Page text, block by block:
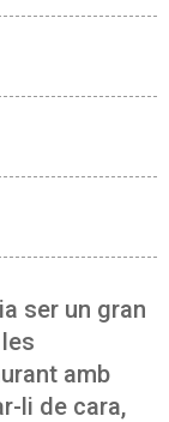
ser un gran
amb
li de cara,